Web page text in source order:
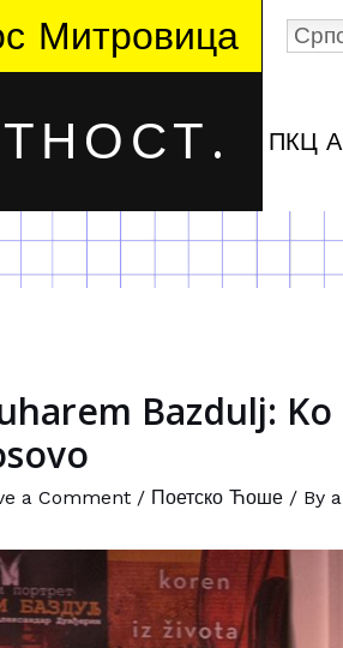
Митровица
ПКЦ
Bazdulj:
a Comment / Поетско Ћоше/ By